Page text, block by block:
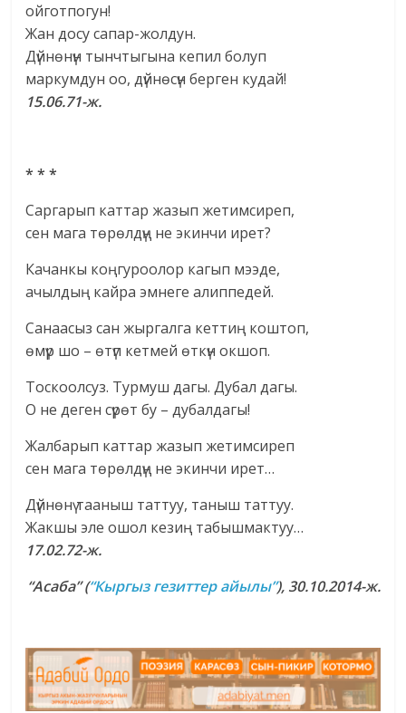
ойготпогун!
Жан досу сапар-жолдун.
Дүйнөнүн тынчтыгына кепил болуп
маркумдун оо, дүйнөсүн берген кудай!
15.06.71-ж.
* * *
Саргарып каттар жазып жетимсиреп,
сен мага төрөлдүң не экинчи ирет?
Качанкы коңгуроолор кагып мээде,
ачылдың кайра эмнеге алиппедей.
Санаасыз сан жыргалга кеттиң коштоп,
өмүр шо – өтүп кетмей өткүн окшоп.
Тоскоолсуз. Турмуш дагы. Дубал дагы.
О не деген сүрөт бу – дубалдагы!
Жалбарып каттар жазып жетимсиреп
сен мага төрөлдүң не экинчи ирет…
Дүйнөнү тааныш таттуу, таныш таттуу.
Жакшы эле ошол кезиң табышмактуу…
17.02.72-ж.
“Асаба” (“Кыргыз гезиттер айылы”), 30.10.2014-ж.